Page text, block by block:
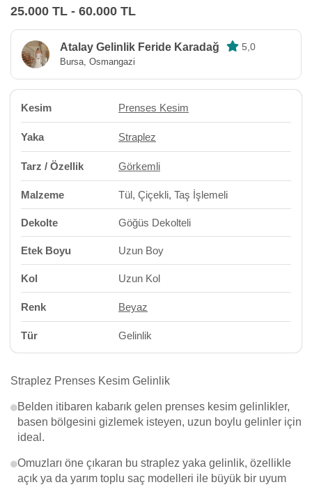
25.000 TL - 60.000 TL
Atalay Gelinlik Feride Karadağ 5,0
Bursa, Osmangazi
Kesim Prenses Kesim
Yaka Straplez
Tarz / Özellik Görkemli
Malzeme Tül, Çiçekli, Taş İşlemeli
Dekolte Göğüs Dekolteli
Etek Boyu Uzun Boy
Kol Uzun Kol
Renk Beyaz
Tür Gelinlik
Straplez Prenses Kesim Gelinlik
Belden itibaren kabarık gelen prenses kesim gelinlikler,
basen bölgesini gizlemek isteyen, uzun boylu gelinler için
ideal.
Omuzları öne çıkaran bu straplez yaka gelinlik, özellikle
açık ya da yarım toplu saç modelleri ile büyük bir uyum